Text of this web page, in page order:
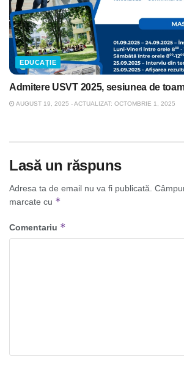
EDUCAȚIE
Admitere USVT 2025, sesiunea de
AUGUST 19, 2025 - ACTUALIZAT: OCTOMBRIE 1, 2025
Lasă un răspuns
Adresa ta de email nu va fi publicată.
marcate cu *
Comentariu *